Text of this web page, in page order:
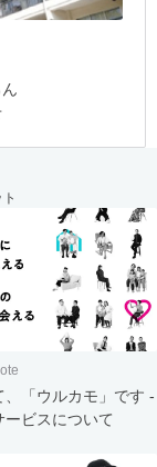
、「ウルカモ」です -
ービスについて